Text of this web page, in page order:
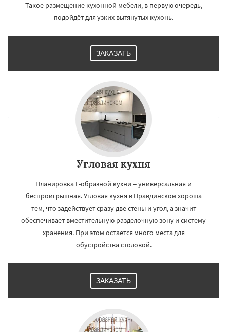
Такое размещение кухонной мебели, в первую очередь,
подойдёт для узких вытянутых кухонь.
ЗАКАЗАТЬ
Угловая кухня
Планировка Г-образной кухни – универсальная и
беспроигрышная. Угловая кухня в Правдинском хороша
тем, что задействует сразу две стены и угол, а значит
обеспечивает вместительную разделочную зону и систему
хранения. При этом остается много места для
обустройства столовой.
ЗАКАЗАТЬ